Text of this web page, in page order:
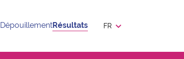
DépouillementRésultats FR